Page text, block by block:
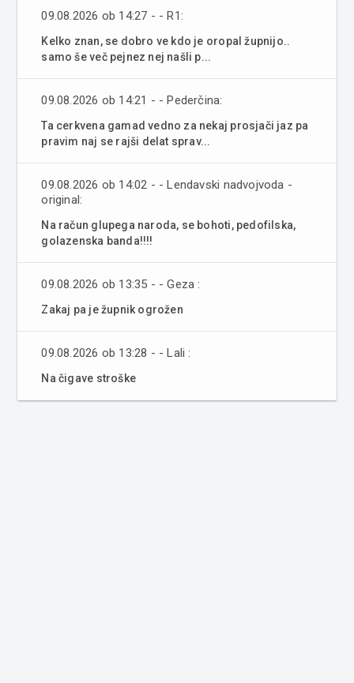
09.08.2026 ob 14:27 - - R1:
Kelko znan, se dobro ve kdo je oropal župnijo..
samo še več pejnez nej našli p...
09.08.2026 ob 14:21 - - Pederčina:
Ta cerkvena gamad vedno za nekaj prosjači jaz pa
pravim naj se rajši delat sprav...
09.08.2026 ob 14:02 - - Lendavski nadvojvoda -
original:
Na račun glupega naroda, se bohoti, pedofilska,
golazenska banda!!!!
09.08.2026 ob 13:35 - - Geza :
Zakaj pa je župnik ogrožen
09.08.2026 ob 13:28 - - Lali :
Na čigave stroške